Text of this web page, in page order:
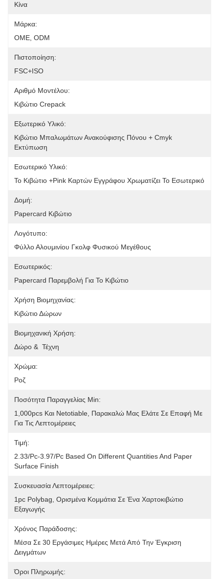
Κίνα
Μάρκα:
OME, ODM
Πιστοποίηση:
FSC+ISO
Αριθμό Μοντέλου:
Κιβώτιο Crepack
Εξωτερικό Υλικό:
Κιβώτιο Μπαλωμάτων Ανακούφισης Πόνου + Cmyk
Εκτύπωση
Εσωτερικό Υλικό:
Το Κιβώτιο +pink Καρτών Εγγράφου Χρωματίζει Το Εσωτερικό
Δομή:
Papercard Κιβώτιο
Λογότυπο:
Φύλλο Αλουμινίου Γκολφ Φυσικού Μεγέθους
Εσωτερικός:
Papercard Παρεμβολή Για Το Κιβώτιο
Χρήση Βιομηχανίας:
Κιβώτιο Δώρων
Βιομηχανική Χρήση:
Δώρο &  Τέχνη
Χρώμα:
Ροζ
Ποσότητα Παραγγελίας Min:
1,000pcs Και Netotiable, Παρακαλώ Μας Ελάτε Σε Επαφή Με
Για Τις Λεπτομέρειες
Τιμή:
2.33/pc-3.97/pc Based On Different Quantities And Paper
Surface Finish
Συσκευασία Λεπτομέρειες:
1pc Polybag, Ορισμένα Κομμάτια Σε Ένα Χαρτοκιβώτιο
Εξαγωγής
Χρόνος Παράδοσης:
Μέσα Σε 30 Εργάσιμες Ημέρες Μετά Από Την Έγκριση
Δειγμάτων
Όροι Πληρωμής: